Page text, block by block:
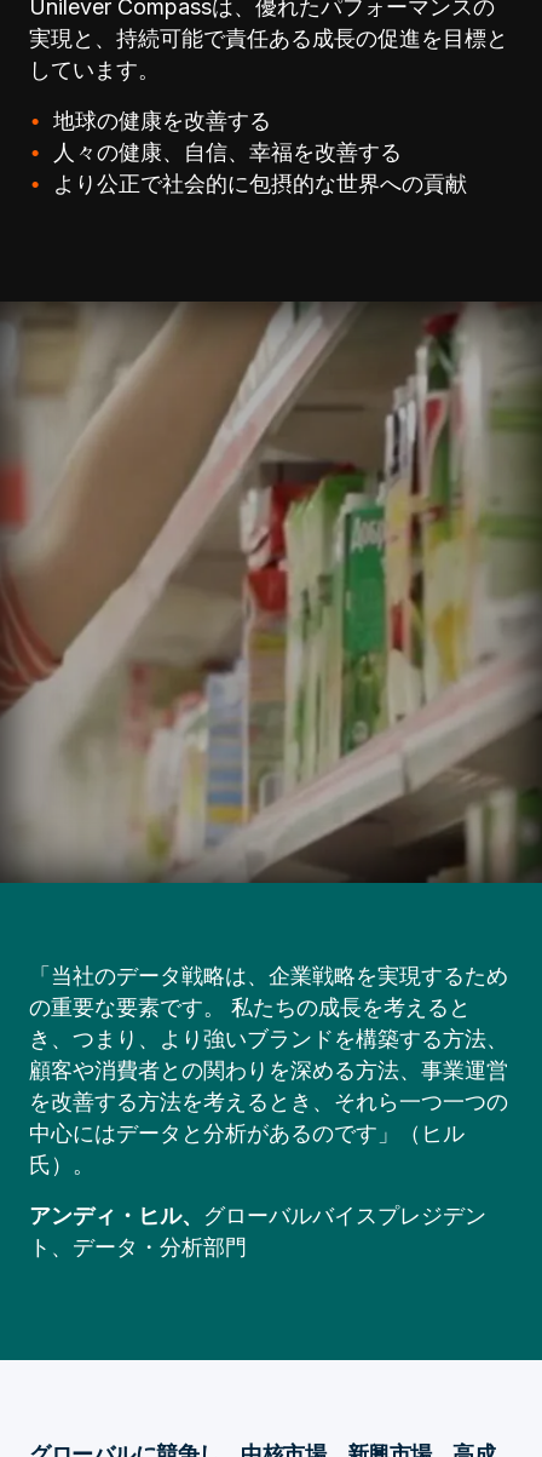
Unilever Compassは、優れたパフォーマンスの
実現と、持続可能で責任ある成長の促進を目標と
しています。
地球の健康を改善する
人々の健康、自信、幸福を改善する
より公正で社会的に包摂的な世界への貢献
「当社のデータ戦略は、企業戦略を実現するため
の重要な要素です。 私たちの成長を考えると
き、つまり、より強いブランドを構築する方法、
顧客や消費者との関わりを深める方法、事業運営
を改善する方法を考えるとき、それら一つ一つの
中心にはデータと分析があるのです」（ヒル
氏）。
アンディ・ヒル、 グローバルバイスプレジデン
ト、データ・分析部門